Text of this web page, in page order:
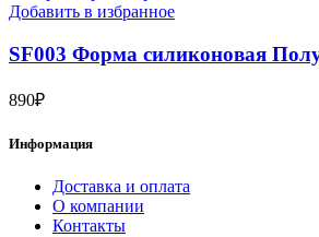
Добавить в избранное
SF003 Форма силиконовая
890₽
Информация
Доставка и оплата
О компании
Контакты